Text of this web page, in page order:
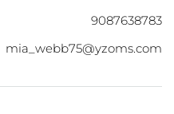
9087638783
mia_webb75@yzoms.com